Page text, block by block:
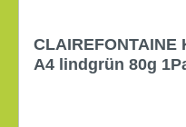
A4 lindgrün